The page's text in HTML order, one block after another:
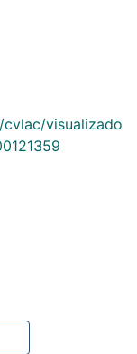
visualizado